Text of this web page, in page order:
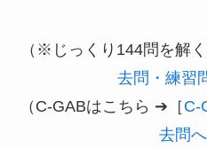
（※じっくり144問を解
去問・練習
（C-GABはこちら ➔［C-
去問へ